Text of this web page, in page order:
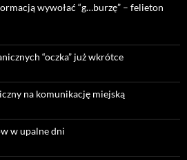
wywołać “g…burzę” – felieton
“oczka” już wkrótce
na komunikację miejską
w upalne dni